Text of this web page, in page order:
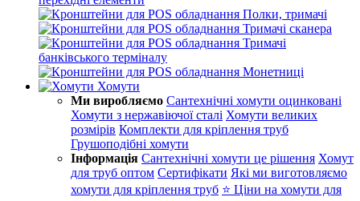
Полки, тримачі
Тримачі сканера
Тримачі
банківського терміналу
Монетниці
Хомути
Ми виробляємо Сантехнічні хомути оцинковані
Хомути з нержавіючої сталі Хомути великих
розмірів Комплекти для кріплення труб
Грушоподібні хомути
Інформація Сантехнічні хомути це рішення Хомут
для труб оптом Сертифікати Які ми виготовляємо
хомути для кріплення труб ⭐ Ціни на хомути для